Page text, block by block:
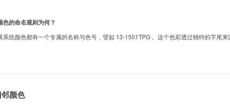
色的命名规则为何？
系统颜色都有一个专属的名称与色号，譬如 13-1501TPG 。这个色彩透过独特的字
邻颜色